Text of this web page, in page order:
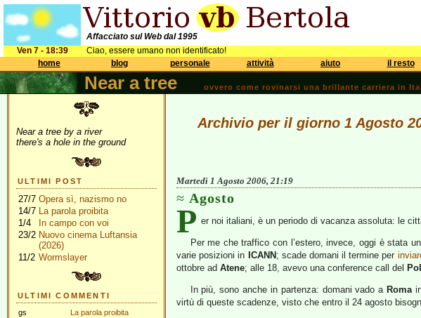
Affacciato sul Web dal 1995
Ven 7 - 18:39
Ciao, essere umano non identificato!
home
blog personale attività aiuto il resto
Near a tree ovvero come rovinarsi una brillante carriera in
Near a tree by a river
there's a hole in the ground
ULTIMI POST
27/7 Opera sì, nazismo no
14/7 La parola proibita
1/4
In campo con voi
23/2 Nuovo cinema Luftansia
(2026)
11/2 Wormslayer
ULTIMI COMMENTI
gs
La parola proibita
Archivio per il giorno 1 Agosto
Martedì 1 Agosto 2006, 21:19
Agosto
P er noi italiani, è un periodo di vacanza assoluta: le
Per me che traffico con l’estero, invece, oggi è stata
varie posizioni in ICANN ; scade domani il termine per
ottobre ad Atene; alle 18, avevo una conference call del
In più, sono anche in partenza: domani vado a Roma
virtù di queste scadenze, visto che entro il 24 agosto